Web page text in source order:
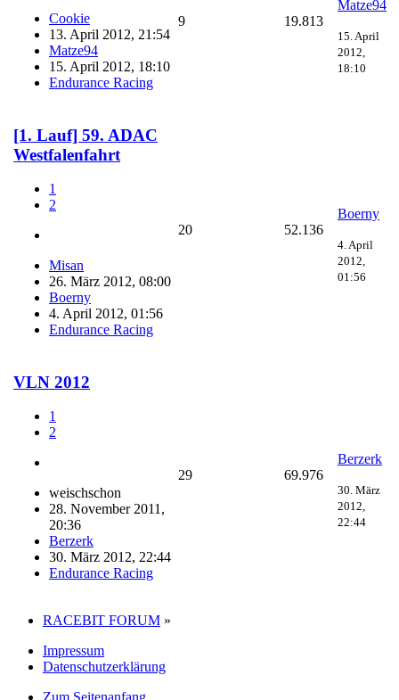
Cookie
13. April 2012, 21:54
Matze94
15. April 2012, 18:10
Endurance Racing
9 19.813
Matze94
15. April
2012,
18:10
[1. Lauf] 59. ADAC
Westfalenfahrt
1
2
Misan
26. März 2012, 08:00
Boerny
4. April 2012, 01:56
Endurance Racing
20 52.136
Boerny
4. April
2012,
01:56
VLN 2012
1
2
weischschon
28. November 2011,
20:36
Berzerk
30. März 2012, 22:44
Endurance Racing
29 69.976
Berzerk
30. März
2012,
22:44
RACEBIT FORUM »
Impressum
Datenschutzerklärung
Zum Seitenanfang